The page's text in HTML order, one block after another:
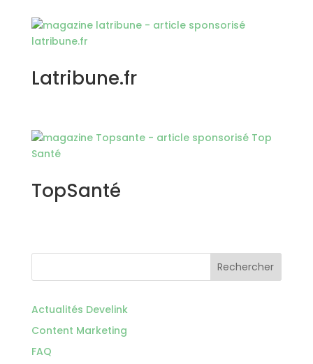
Latribune.fr
TopSanté
Rechercher
Actualités Develink
Content Marketing
FAQ